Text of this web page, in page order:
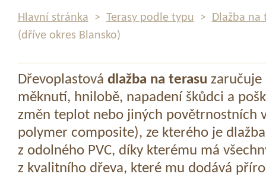
Hlavní stránka > Terasy podle typu >
Dlažba na
(dříve okres Blansko)
Dřevoplastová dlažba na terasu zaručuje
měknutí, hnilobě, napadení škůdci a
změn teplot nebo jiných povětrnostních
polymer composite), ze kterého je
z odolného PVC, díky kterému má
z kvalitního dřeva, které mu dodává